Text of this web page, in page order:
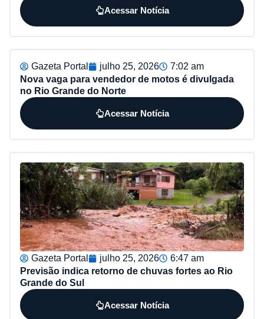
Acessar Notícia
Gazeta Portal julho 25, 2026
7:02 am
Nova vaga para vendedor de motos é divulgada
no Rio Grande do Norte
Acessar Notícia
Gazeta Portal julho 25, 2026
6:47 am
Previsão indica retorno de chuvas fortes ao Rio
Grande do Sul
Acessar Notícia